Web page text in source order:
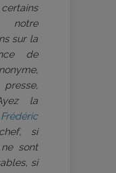
notre
sur la
de
la
Frédéric
si
sont
si